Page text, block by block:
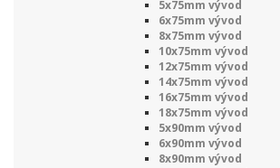
5x75mm vývod
6x75mm vývod
8x75mm vývod
10x75mm vývod
12x75mm vývod
14x75mm vývod
16x75mm vývod
18x75mm vývod
5x90mm vývod
6x90mm vývod
8x90mm vývod